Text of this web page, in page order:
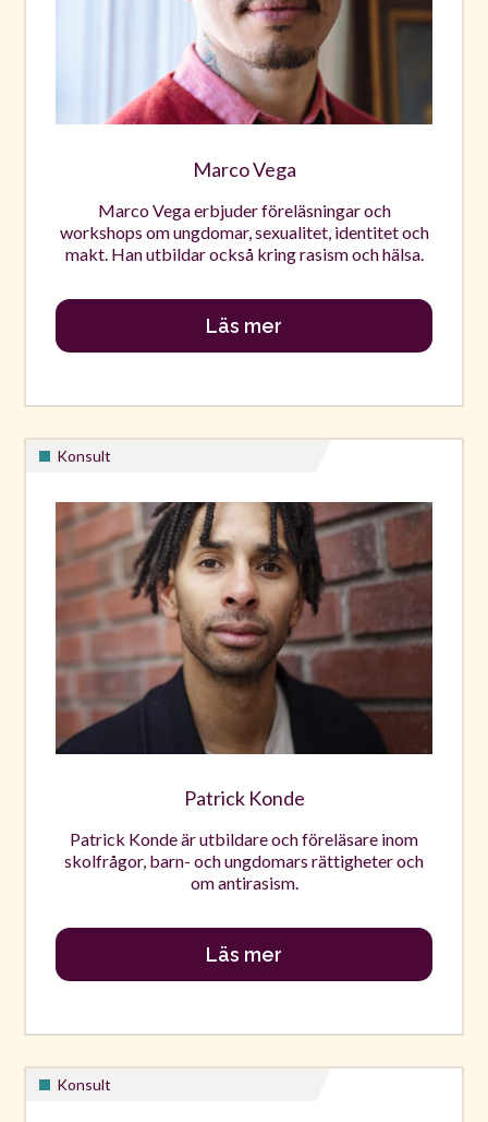
Marco Vega
Marco Vega erbjuder föreläsningar och
workshops om ungdomar, sexualitet, identitet och
makt. Han utbildar också kring rasism och hälsa.
Läs mer
Konsult
Patrick Konde
Patrick Konde är utbildare och föreläsare inom
skolfrågor, barn- och ungdomars rättigheter och
om antirasism.
Läs mer
Konsult